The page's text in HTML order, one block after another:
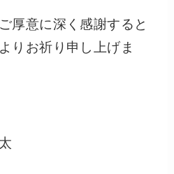
厚意に深く感謝すると
りお祈り申し上げま